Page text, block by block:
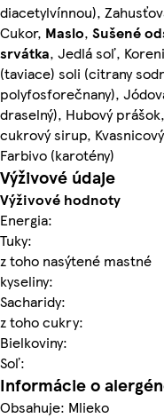
diacetylvínnou),
Cukor, Maslo, Sušené
srvátka, Jedlá soľ,
(taviace) soli (citrany
polyfosforečnany),
draselný), Hubový
cukrový sirup,
Farbivo (karotény)
Výživové údaje
Výživové hodnoty
Energia:
Tuky:
z toho nasýtené mastné
kyseliny:
Sacharidy:
z toho cukry:
Bielkoviny:
Soľ:
Informácie o
Obsahuje: Mlieko